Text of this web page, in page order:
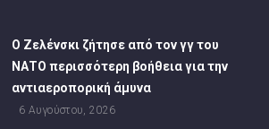
Ο Ζελένσκι ζήτησε από τον γγ του
ΝΑΤΟ περισσότερη βοήθεια για την
αντιαεροπορική άμυνα
6 Αυγούστου, 2026